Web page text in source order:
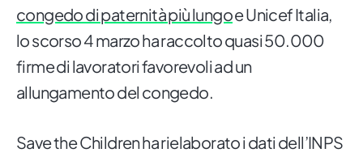
congedo di paternità più lungoe Unicef Italia,
lo scorso 4 marzo ha raccolto quasi 50.000
firme di lavoratori favorevoli ad un
allungamento del congedo.
Save the Children ha rielaborato i dati dell’INPS